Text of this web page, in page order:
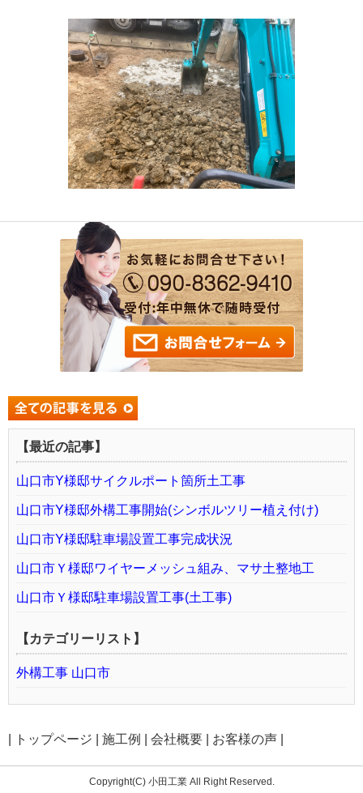
【最近の記事】
山口市Y様邸サイクルポート箇所土工事
山口市Y様邸外構工事開始(シンボルツリー植え付け)
山口市Y様邸駐車場設置工事完成状況
山口市Ｙ様邸ワイヤーメッシュ組み、マサ土整地工
山口市Ｙ様邸駐車場設置工事(土工事)
【カテゴリーリスト】
外構工事 山口市
トップページ 施工例 会社概要 お客様の声
Copyright(C) 小田工業 All Right Reserved.